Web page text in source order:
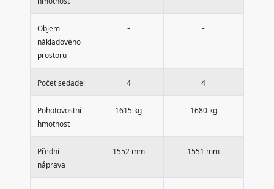
Objem
nákladového
prostoru
- -
Počet sedadel 4 4
Pohotovostní
hmotnost
1615 kg 1680 kg
Přední
náprava
1552 mm 1551 mm